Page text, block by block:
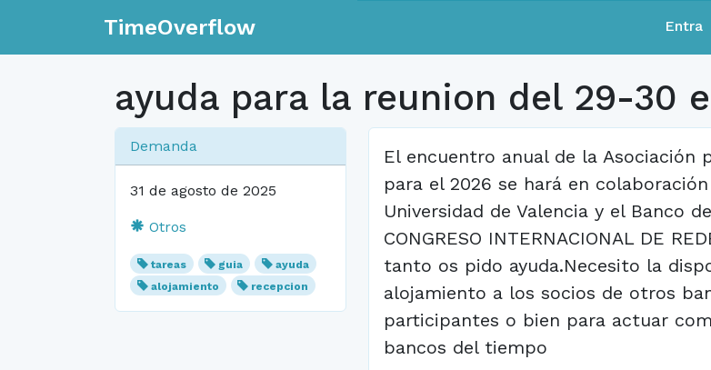
TimeOverflow Entra
ayuda para la reunion del 29-30
Demanda
31 de agosto de 2025
Otros
tareas guia
ayuda
alojamiento
recepcion
El encuentro anual de la Asociación
para el 2026 se hará en
Universidad de Valencia y el Banco
CONGRESO INTERNACIONAL DE
tanto os pido ayuda.Necesito la
alojamiento a los socios de otros
participantes o bien para actuar
bancos del tiempo